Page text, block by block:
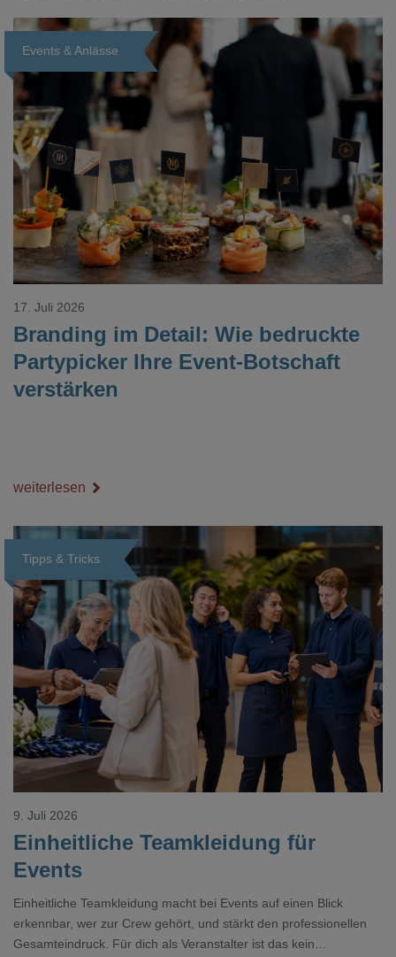
Events & Anlässe
Loading...
Branding im Detail: Wie bedruckte
Partypicker Ihre Event-Botschaft
verstärken
17. Juli 2026
weiterlesen
Tipps & Tricks
Loading...
Einheitliche Teamkleidung für
Events
9. Juli 2026
Einheitliche Teamkleidung macht bei Events auf einen Blick
erkennbar, wer zur Crew gehört, und stärkt den professionellen
Gesamteindruck. Für dich als Veranstalter ist das kein